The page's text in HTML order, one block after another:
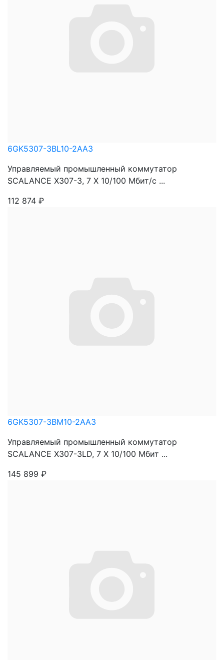
6GK5307-3BL10-2AA3
Управляемый промышленный коммутатор
SCALANCE X307-3, 7 X 10/100 Mбит/c ...
112 874 ₽
6GK5307-3BM10-2AA3
Управляемый промышленный коммутатор
SCALANCE X307-3LD, 7 X 10/100 Mбит ...
145 899 ₽